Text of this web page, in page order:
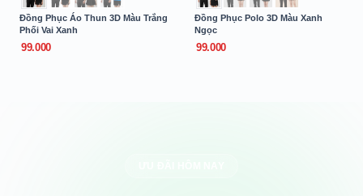
Đồng Phục Áo Thun 3D Màu Trắng
Phối Vai Xanh
99.000
Đồng Phục Polo 3D Màu Xanh
Ngọc
99.000